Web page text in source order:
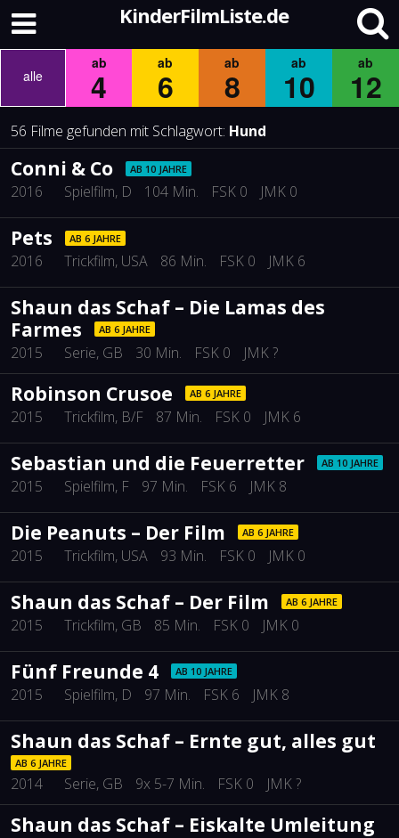
KinderFilmListe.de
alle
ab
4
ab
6
ab
8
ab
10
ab
12
56 Filme gefunden mit Schlagwort: Hund
Conni & Co AB 10 JAHRE
2016 Spielfilm, D 104 Min. FSK 0 JMK 0
Pets AB 6 JAHRE
2016 Trickfilm, USA 86 Min. FSK 0 JMK 6
Shaun das Schaf – Die Lamas des
Farmes
AB 6 JAHRE
2015 Serie, GB 30 Min. FSK 0 JMK ?
Robinson Crusoe AB 6 JAHRE
2015 Trickfilm, B/F 87 Min. FSK 0 JMK 6
Sebastian und die Feuerretter AB 10 JAHRE
2015 Spielfilm, F 97 Min. FSK 6 JMK 8
Die Peanuts – Der Film AB 6 JAHRE
2015 Trickfilm, USA 93 Min. FSK 0 JMK 0
Shaun das Schaf – Der Film AB 6 JAHRE
2015 Trickfilm, GB 85 Min. FSK 0 JMK 0
Fünf Freunde 4 AB 10 JAHRE
2015 Spielfilm, D 97 Min. FSK 6 JMK 8
Shaun das Schaf – Ernte gut, alles gut
AB 6 JAHRE
2014 Serie, GB 9x 5-7 Min. FSK 0 JMK ?
Shaun das Schaf – Eiskalte Umleitung